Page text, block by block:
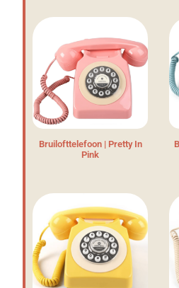
Bruilofttelefoon | Pretty In
Pink